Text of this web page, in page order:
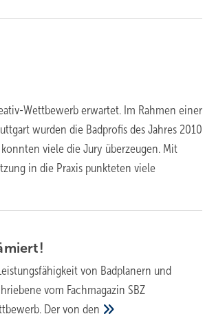
Wettbewerb erwartet. Im Rahmen einer
wurden die Badprofis des Jahres 2010
viele die Jury überzeugen. Mit
in die Praxis punkteten viele
von Badplanern und
vom Fachmagazin SBZ
Der vonden